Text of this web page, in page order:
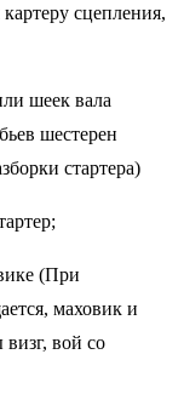
сцепления,
шеек вала
шестерен
стартера)
(При
маховик и
вой со